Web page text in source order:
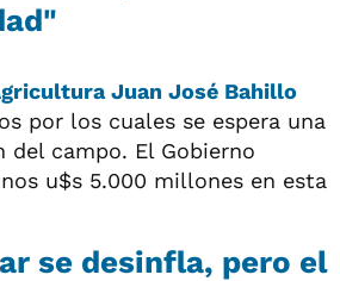
Juan José Bahillo
por los cuales se espera una
del campo. El Gobierno
u$s 5.000 millones en esta
se desinfla, pero el